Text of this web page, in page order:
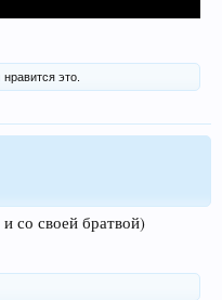
нравится это.
со своей братвой)